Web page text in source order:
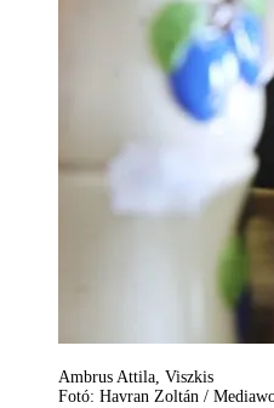
Ambrus Attila, Viszkis
Fotó: Havran Zoltán /